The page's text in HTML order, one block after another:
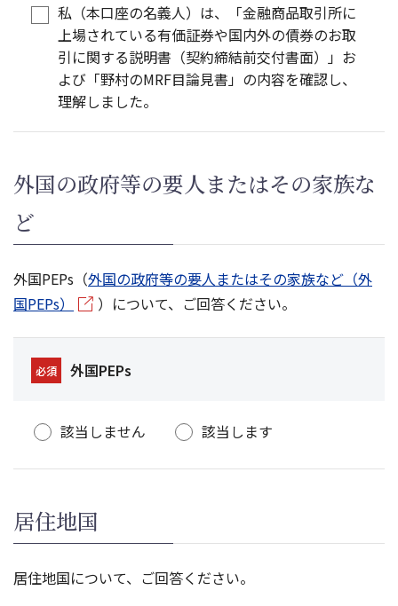
私（本口座の名義人）は、「金融商品取引所に
上場されている有価証券や国内外の債券のお取
引に関する説明書（契約締結前交付書面）」お
よび「野村のMRF目論見書」の内容を確認し、
理解しました。
外国の政府等の要人またはその家族な
ど
外国PEPs（外国の政府等の要人またはその家族など（外
国PEPs）
）について、ご回答ください。
必須 外国PEPs
該当しません 該当します
居住地国
居住地国について、ご回答ください。